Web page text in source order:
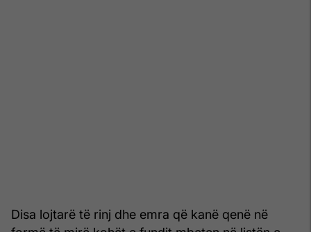
Disa lojtarë të rinj dhe emra që kanë qenë në